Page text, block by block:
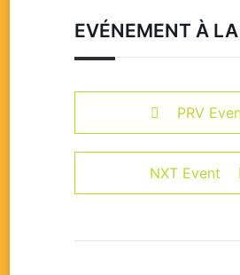
EVÉNEMENT À
PRV
NXT Event